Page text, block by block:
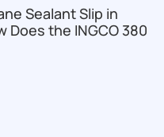
Sealant Slip in
Does the INGCO 380